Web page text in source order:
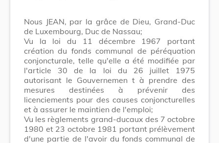
Nous JEAN, par la grâce de Dieu, Grand-Duc
de Luxembourg, Duc de Nassau;
Vu la loi du 11 décembre 1967 portant
création du fonds communal de péréquation
conjoncturale, telle qu'elle a été modifiée par
l'article 30 de la loi du 26 juillet 1975
autorisant le Gouvernemen t à prendre des
mesures destinées à prévenir des
licenciements pour des causes conjoncturelles
et à assurer le maintien de l'emploi;
Vu les règlements grand-ducaux des 7 octobre
1980 et 23 octobre 1981 portant prélèvement
d'une partie de l'avoir du fonds communal de